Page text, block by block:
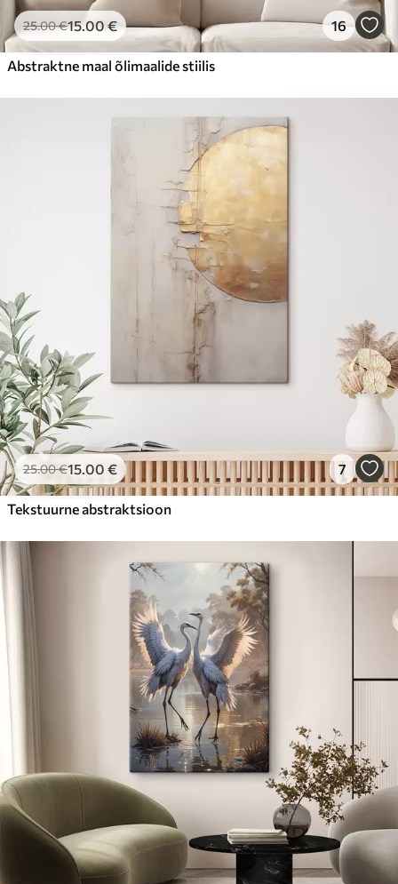
25.00€15.00€ 16
Abstraktne maal õlimaalide stiilis
25.00€15.00 € 7
Tekstuurne abstraktsioon